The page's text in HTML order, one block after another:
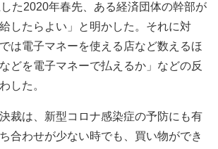
た2020年春先、ある経済団体の幹部が
したらよい」と明かした。それに対
は電子マネーを使える店など数えるほ
どを電子マネーで払えるか」などの反
した。
裁は、新型コロナ感染症の予防にも有
合わせが少ない時でも、買い物ができ